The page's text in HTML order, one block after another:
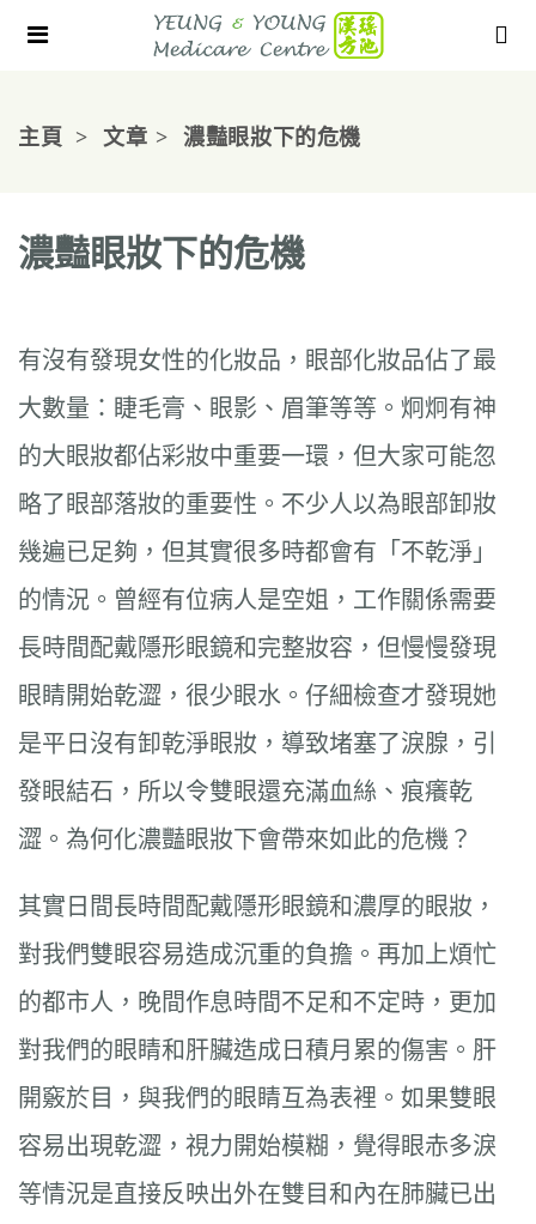
主頁 文章 濃豔眼妝下的危機
濃豔眼妝下的危機
有沒有發現女性的化妝品，眼部化妝品佔了最
大數量：睫毛膏、眼影、眉筆等等。炯炯有神
的大眼妝都佔彩妝中重要一環，但大家可能忽
略了眼部落妝的重要性。不少人以為眼部卸妝
幾遍已足夠，但其實很多時都會有「不乾淨」
的情況。曾經有位病人是空姐，工作關係需要
長時間配戴隱形眼鏡和完整妝容，但慢慢發現
眼睛開始乾澀，很少眼水。仔細檢查才發現她
是平日沒有卸乾淨眼妝，導致堵塞了淚腺，引
發眼結石，所以令雙眼還充滿血絲、痕癢乾
澀。為何化濃豔眼妝下會帶來如此的危機？
其實日間長時間配戴隱形眼鏡和濃厚的眼妝，
對我們雙眼容易造成沉重的負擔。再加上煩忙
的都市人，晚間作息時間不足和不定時，更加
對我們的眼睛和肝臟造成日積月累的傷害。肝
開竅於目，與我們的眼睛互為表裡。如果雙眼
容易出現乾澀，視力開始模糊，覺得眼赤多淚
等情況是直接反映出外在雙目和內在肺臟已出